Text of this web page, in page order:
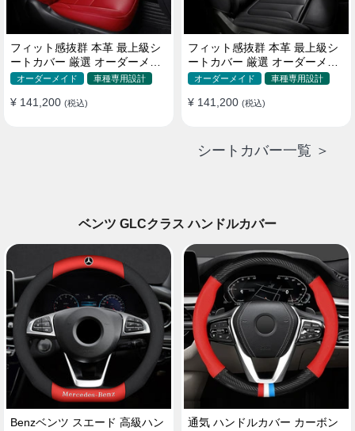
フィット感抜群 本革 最上級シ
ートカバー 厳選 オーダーメイ
ド 防水 雰囲気 全席セット
オーダーメイド 車種専用設計
¥ 141,200 (税込)
フィット感抜群 本革 最上級シ
ートカバー 厳選 オーダーメイ
ド 防水 雰囲気 全席セット
オーダーメイド 車種専用設計
¥ 141,200 (税込)
シートカバー一覧 ＞
ベンツ GLCクラス ハンドルカバー
Benzベンツ スエード 高級ハン
通気 ハンドルカバー カーボン